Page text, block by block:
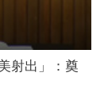
射出」：奠